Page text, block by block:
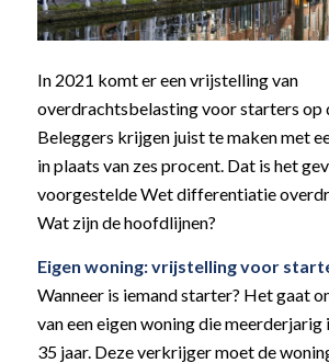
In 2021 komt er een vrijstelling van
overdrachtsbelasting voor starters op
Beleggers krijgen juist te maken met
in plaats van zes procent. Dat is het
voorgestelde Wet differentiatie
Wat zijn de hoofdlijnen?
Eigen woning: vrijstelling voor
Wanneer is iemand starter? Het gaat
van een eigen woning die meerderjarig
35 jaar. Deze verkrijger moet de